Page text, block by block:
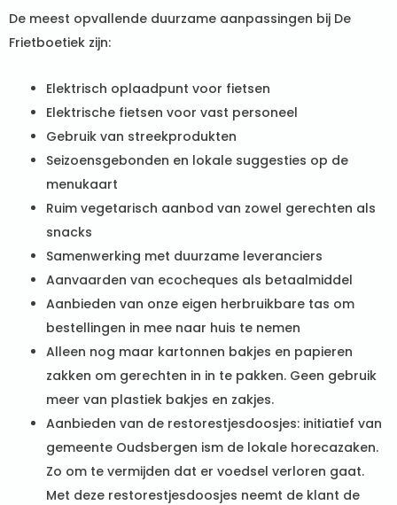
De meest opvallende duurzame aanpassingen bij De
Frietboetiek zijn:
Elektrisch oplaadpunt voor fietsen
Elektrische fietsen voor vast personeel
Gebruik van streekprodukten
Seizoensgebonden en lokale suggesties op de
menukaart
Ruim vegetarisch aanbod van zowel gerechten als
snacks
Samenwerking met duurzame leveranciers
Aanvaarden van ecocheques als betaalmiddel
Aanbieden van onze eigen herbruikbare tas om
bestellingen in mee naar huis te nemen
Alleen nog maar kartonnen bakjes en papieren
zakken om gerechten in in te pakken. Geen gebruik
meer van plastiek bakjes en zakjes.
Aanbieden van de restorestjesdoosjes: initiatief van
gemeente Oudsbergen ism de lokale horecazaken.
Zo om te vermijden dat er voedsel verloren gaat.
Met deze restorestjesdoosjes neemt de klant de